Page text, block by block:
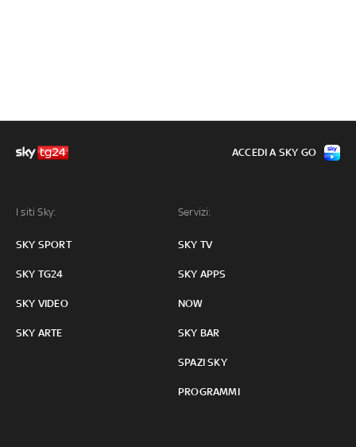
I siti Sky:
SKY SPORT
SKY TG24
SKY VIDEO
SKY ARTE
Servizi:
SKY TV
SKY APPS
NOW
SKY BAR
SPAZI SKY
PROGRAMMI
ACCEDI A SKY GO